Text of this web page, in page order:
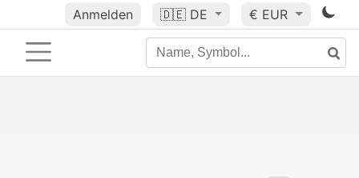
Anmelden 🇩🇪 DE € EUR